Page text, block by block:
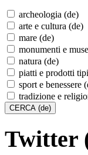
archeologia (de)
arte e cultura (de)
mare (de)
monumenti e
natura (de)
piatti e prodotti
sport e benessere
tradizione e
Twitter